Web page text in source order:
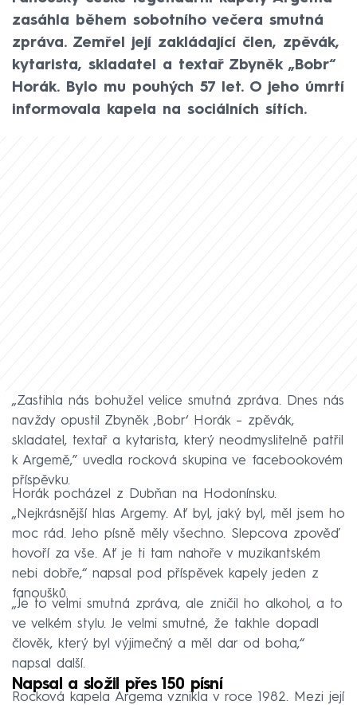
zasáhla během sobotního večera smutná
zpráva. Zemřel její zakládající člen, zpěvák,
kytarista, skladatel a textař Zbyněk „Bobr“
Horák. Bylo mu pouhých 57 let. O jeho úmrtí
informovala kapela na sociálních sítích.
„Zastihla nás bohužel velice smutná zpráva. Dnes nás
navždy opustil Zbyněk ‚Bobr‘ Horák – zpěvák,
skladatel, textař a kytarista, který neodmyslitelně patřil
k Argemě,” uvedla rocková skupina ve facebookovém
příspěvku.
Horák pocházel z Dubňan na Hodonínsku.
„Nejkrásnější hlas Argemy. Ať byl, jaký byl, měl jsem ho
moc rád. Jeho písně měly všechno. Slepcova zpověď
hovoří za vše. Ať je ti tam nahoře v muzikantském
nebi dobře,“ napsal pod příspěvek kapely jeden z
fanoušků.
„Je to velmi smutná zpráva, ale zničil ho alkohol, a to
ve velkém stylu. Je velmi smutné, že takhle dopadl
člověk, který byl výjimečný a měl dar od boha,“
napsal další.
Napsal a složil přes 150 písní
Rocková kapela Argema vznikla v roce 1982. Mezi její